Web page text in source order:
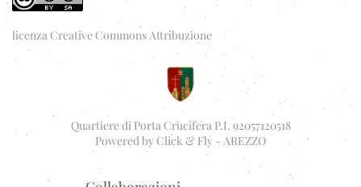
licenza Creative Commons Attribuzione
Quartiere di Porta Crucifera P.I. 92057120518
Powered byClick & Fly - AREZZO